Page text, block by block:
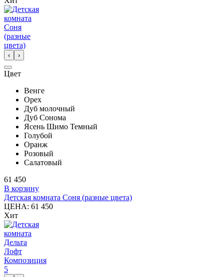
‹ ›
Цвет
Венге
Орех
Дуб молочный
Дуб Сонома
Ясень Шимо Темный
Голубой
Оранж
Розовый
Салатовый
61 450
В корзину
Детская комната Соня (разные цвета)
ЦЕНА: 61 450
Хит